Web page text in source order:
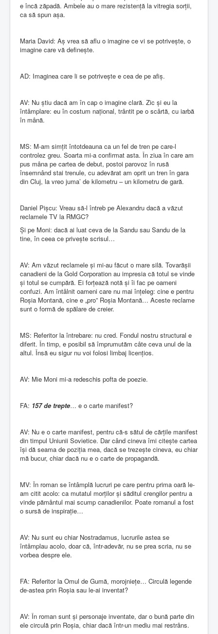
e încă zăpadă. Ambele au o mare rezistență la vitregia sorții,
ca să spun așa.
Maria David: Aș vrea să aflu o imagine ce vi se potrivește, o
imagine care vă definește.
AD: Imaginea care li se potrivește e cea de pe afiș.
AV: Nu știu dacă am în cap o imagine clară. Zic și eu la
întâmplare: eu în costum național, trântit pe o scârtă, cu iarbă
în mână.
MS: M-am simțit întotdeauna ca un fel de tren pe care-l
controlez greu. Soarta mi-a confirmat asta. În ziua în care am
pus mâna pe cartea de debut, postoi parovoz în rusă
însemnând stai trenule, cu adevărat am oprit un tren în gara
din Cluj, la vreo juma’ de kilometru – un kilometru de gară.
Daniel Pișcu: Vreau să-l întreb pe Alexandru dacă a văzut
reclamele TV la RMGC?
Și pe Moni: dacă ai luat ceva de la Sandu sau Sandu de la
tine, în ceea ce privește scrisul…
AV: Am văzut reclamele și mi-au făcut o mare silă. Tovarășii
canadieni de la Gold Corporation au impresia că totul se vinde
și totul se cumpără. Ei forțează notă și îi fac pe oameni
confuzi. Am întâlnit oameni care nu mai înțeleg: cine e pentru
Roșia Montană, cine e „pro” Roșia Montană… Aceste reclame
sunt o formă de spălare de creier.
MS: Referitor la întrebare: nu cred. Fondul nostru structural e
diferit. În timp, e posibil să împrumutăm câte ceva unul de la
altul. Însă eu sigur nu voi folosi limbaj licențios.
AV: Mie Moni mi-a redeschis pofta de poezie.
FA: 157 de trepte… e o carte manifest?
AV: Nu e o carte manifest, pentru că-s sătul de cărțile manifest
din timpul Uniunii Sovietice. Dar când cineva îmi citește cartea
își dă seama de poziția mea, dacă se trezește cineva, eu chiar
mă bucur, chiar dacă nu e o carte de propagandă.
MV: În roman se întâmplă lucruri pe care pentru prima oară le-
am citit acolo: ca mutatul morților și săditul crengilor pentru a
vinde pământul mai scump canadienilor. Poate romanul a fost
o sursă de inspirație…
AV: Nu sunt eu chiar Nostradamus, lucrurile astea se
întâmplau acolo, doar că, într-adevăr, nu se prea scria, nu se
vorbea despre ele.
FA: Referitor la Omul de Gumă, morojniețe… Circulă legende
de-astea prin Roșia sau le-ai inventat?
AV: În roman sunt și personaje inventate, dar o bună parte din
ele circulă prin Roșia, chiar dacă într-un mediu mai restrâns.